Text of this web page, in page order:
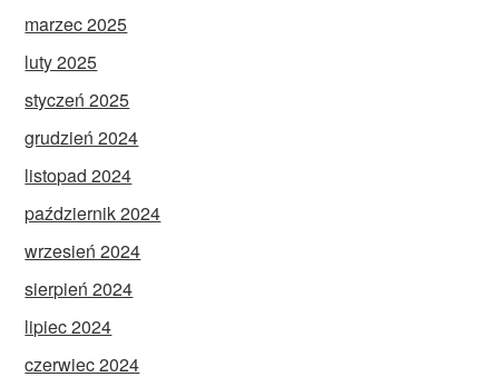
marzec 2025
luty 2025
styczeń 2025
grudzień 2024
listopad 2024
październik 2024
wrzesień 2024
sierpień 2024
lipiec 2024
czerwiec 2024